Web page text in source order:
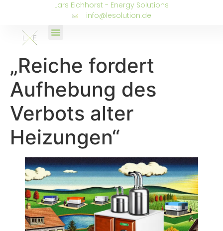
Lars Eichhorst - Energy Solutions
info@lesolution.de
„Reiche fordert
Aufhebung des
Verbots alter
Heizungen“